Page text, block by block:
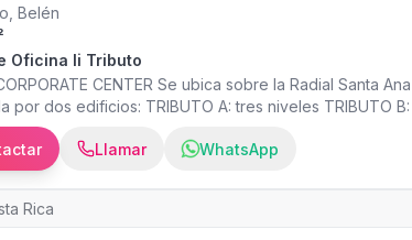
Belén
Oficina Ii Tributo
CENTER Se ubica sobre la Radial Santa
por dos edificios: TRIBUTO A: tres niveles TRIBUTO
y apto para albergar empresas
punta.
Llamar WhatsApp
Rica